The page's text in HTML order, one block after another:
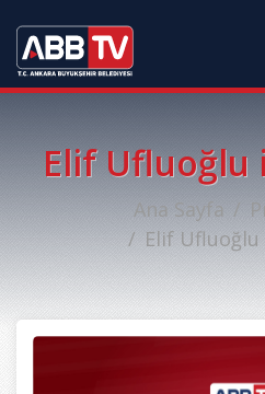
Elif Ufluoğlu
Ana Sayfa
Elif